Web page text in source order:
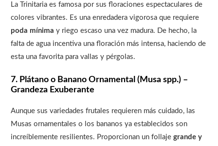
La Trinitaria es famosa por sus floraciones espectaculares de
colores vibrantes. Es una enredadera vigorosa que requiere
poda mínima y riego escaso una vez madura. De hecho, la
falta de agua incentiva una floración más intensa, haciendo de
esta una favorita para vallas y pérgolas.
7. Plátano o Banano Ornamental (Musa spp.) –
Grandeza Exuberante
Aunque sus variedades frutales requieren más cuidado, las
Musas ornamentales o los bananos ya establecidos son
increíblemente resilientes. Proporcionan un follajegrande y